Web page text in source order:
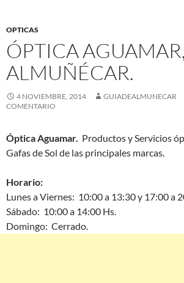
OPTICAS
ÓPTICA AGUAMAR,
ALMUÑÉCAR.
4 NOVIEMBRE, 2014 GUIADEALMUNECAR
COMENTARIO
Óptica Aguamar. Productos y Servicios
Gafas de Sol de las principales marcas.
Horario:
Lunes a Viernes: 10:00 a 13:30 y 17:00 a
Sábado: 10:00 a 14:00 Hs.
Domingo: Cerrado.